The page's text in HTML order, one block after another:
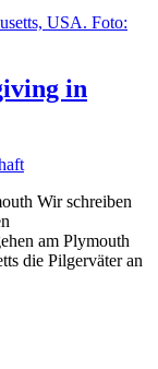
in
Wir schreiben
am Plymouth
die Pilgerväter an